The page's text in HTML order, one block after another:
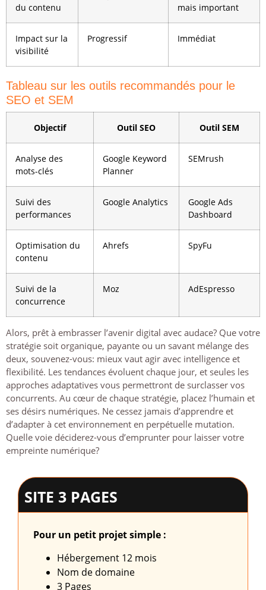
du contenu
mais important
Impact sur la
visibilité
Progressif Immédiat
Tableau sur les outils recommandés pour le
SEO et SEM
Objectif Outil SEO Outil SEM
Analyse des
mots-clés
Google Keyword
Planner
SEMrush
Suivi des
performances
Google Analytics
Google Ads
Dashboard
Optimisation du
contenu
Ahrefs SpyFu
Suivi de la
concurrence
Moz AdEspresso
Alors, prêt à embrasser l’avenir digital avec audace? Que votre
stratégie soit organique, payante ou un savant mélange des
deux, souvenez-vous: mieux vaut agir avec intelligence et
flexibilité. Les tendances évoluent chaque jour, et seules les
approches adaptatives vous permettront de surclasser vos
concurrents. Au cœur de chaque stratégie, placez l’humain et
ses désirs numériques. Ne cessez jamais d’apprendre et
d’adapter à cet environnement en perpétuelle mutation.
Quelle voie déciderez-vous d’emprunter pour laisser votre
empreinte numérique?
SITE 3 PAGES
Pour un petit projet simple :
Hébergement 12 mois
Nom de domaine
3 Pages